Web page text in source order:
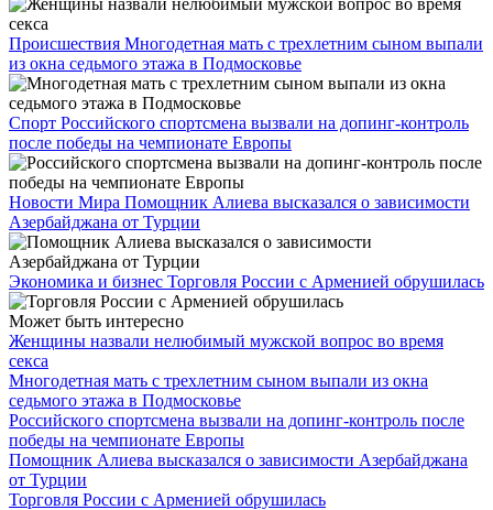
Происшествия Многодетная мать с трехлетним сыном выпали
из окна седьмого этажа в Подмосковье
Спорт Российского спортсмена вызвали на допинг-контроль
после победы на чемпионате Европы
Новости Мира Помощник Алиева высказался о зависимости
Азербайджана от Турции
Экономика и бизнес Торговля России с Арменией обрушилась
Может быть интересно
Женщины назвали нелюбимый мужской вопрос во время
секса
Многодетная мать с трехлетним сыном выпали из окна
седьмого этажа в Подмосковье
Российского спортсмена вызвали на допинг-контроль после
победы на чемпионате Европы
Помощник Алиева высказался о зависимости Азербайджана
от Турции
Торговля России с Арменией обрушилась